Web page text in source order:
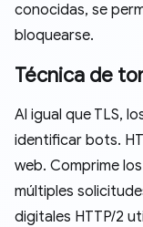
conocidas, se
bloquearse.
Técnica de
Al igual que TLS,
identificar bots.
web. Comprime
múltiples
digitales HTTP/2